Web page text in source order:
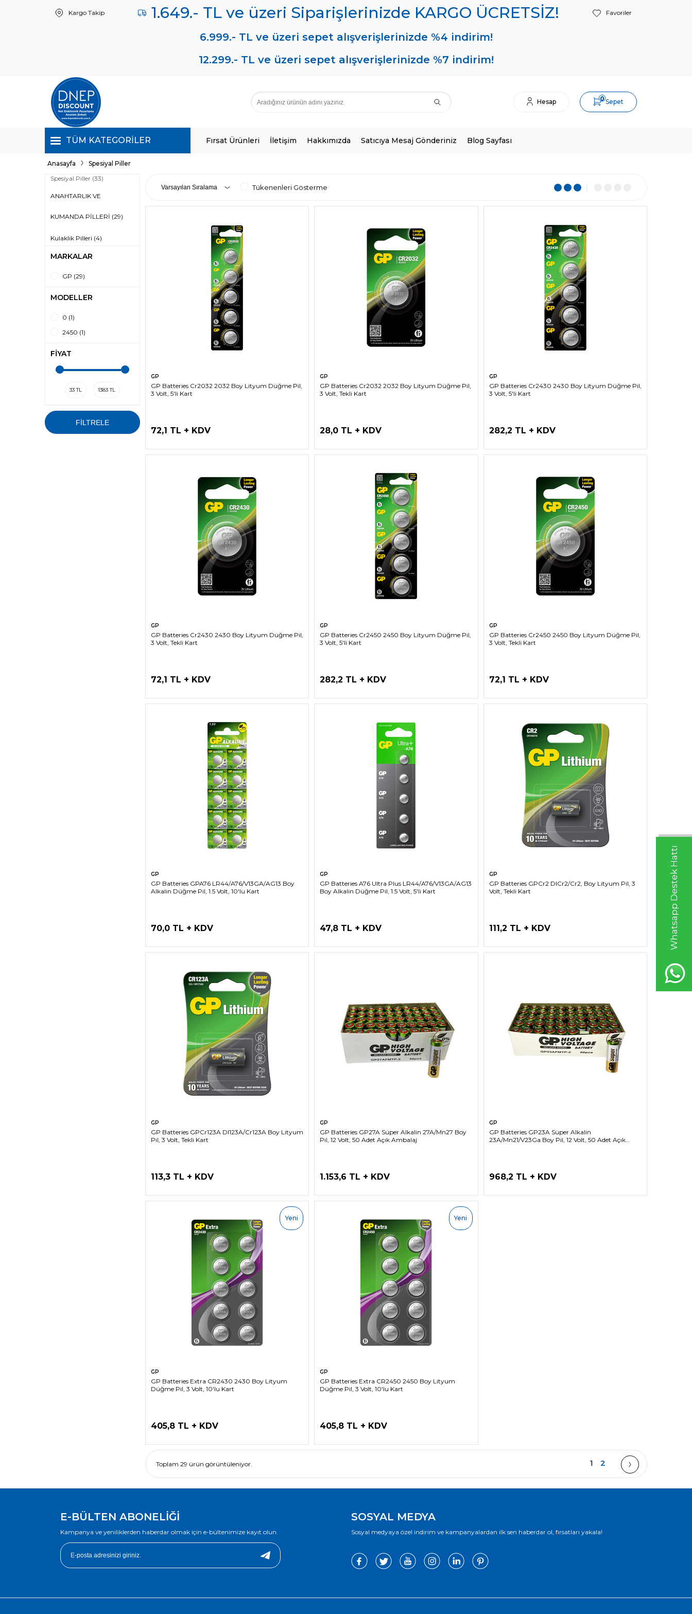
Whatsapp Destek Hattı
Kargo Takip 1.649.- TL ve üzeri Siparişlerinizde KARGO ÜCRETSİZ! Favoriler
6.999.- TL ve üzeri sepet alışverişlerinizde %4 indirim!
12.299.- TL ve üzeri sepet alışverişlerinizde %7 indirim!
Hesap 0Sepet
TÜM KATEGORILER Fırsat Ürünleri İletişim Hakkımızda Satıcıya Mesaj Gönderiniz Blog Sayfası
Anasayfa
Spesiyal Piller
Spesiyal Piller (33)
ANAHTARLIK VE
KUMANDA PILLERI (29)
Kulaklık Pilleri (4)
MARKALAR
GP (29)
MODELLER
0 (1)
2450 (1)
FIYAT
33 TL 1383 TL
FİLTRELE
Tükenenleri Gösterme
GP
GP Batteries Cr2032 2032 Boy Lityum Düğme Pil,
3 Volt, 5'li Kart
72,1 TL + KDV
GP
GP Batteries Cr2032 2032 Boy Lityum Düğme Pil,
3 Volt, Tekli Kart
28,0 TL + KDV
GP
GP Batteries Cr2430 2430 Boy Lityum Düğme Pil,
3 Volt, 5'li Kart
282,2 TL + KDV
GP
GP Batteries Cr2430 2430 Boy Lityum Düğme Pil,
3 Volt, Tekli Kart
72,1 TL + KDV
GP
GP Batteries Cr2450 2450 Boy Lityum Düğme Pil,
3 Volt, 5'li Kart
282,2 TL + KDV
GP
GP Batteries Cr2450 2450 Boy Lityum Düğme Pil,
3 Volt, Tekli Kart
72,1 TL + KDV
GP
GP Batteries GPA76 LR44/A76/V13GA/AG13 Boy
Alkalin Düğme Pil, 1.5 Volt, 10'lu Kart
70,0 TL + KDV
GP
GP Batteries A76 Ultra Plus LR44/A76/V13GA/AG13
Boy Alkalin Düğme Pil, 1.5 Volt, 5'li Kart
47,8 TL + KDV
GP
GP Batteries GPCr2 DlCr2/Cr2, Boy Lityum Pil, 3
Volt, Tekli Kart
111,2 TL + KDV
GP
GP Batteries GPCr123A Dl123A/Cr123A Boy Lityum
Pil, 3 Volt, Tekli Kart
113,3 TL + KDV
GP
GP Batteries GP27A Süper Alkalin 27A/Mn27 Boy
Pil, 12 Volt, 50 Adet Açık Ambalaj
1.153,6 TL + KDV
GP
GP Batteries GP23A Süper Alkalin
23A/Mn21/V23Ga Boy Pil, 12 Volt, 50 Adet Açık
968,2 TL + KDV
Yeni
GP
GP Batteries Extra CR2430 2430 Boy Lityum
Düğme Pil, 3 Volt, 10'lu Kart
405,8 TL + KDV
Yeni
GP
GP Batteries Extra CR2450 2450 Boy Lityum
Düğme Pil, 3 Volt, 10'lu Kart
405,8 TL + KDV
Toplam 29 ürün görüntüleniyor. 1 2
E-BÜLTEN ABONELİĞİ
Kampanya ve yeniliklerden haberdar olmak için e-bültenimize kayıt olun.
SOSYAL MEDYA
Sosyal medyaya özel indirim ve kampanyalardan ilk sen haberdar ol, fırsatları yakala!